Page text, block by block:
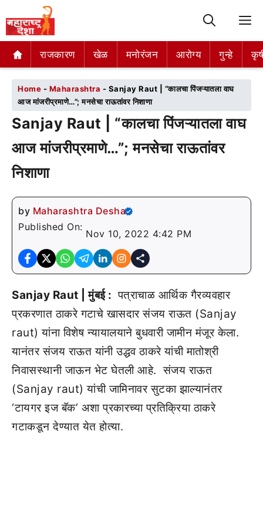
राजकारण खेळ मनोरंजन आरोग्य गुन्हे
राजकारण खेळ मनोरंजन आरोग्य गुन्हे
Home - Maharashtra - Sanjay Raut | “कालचा पिंजऱ्यातला वाघ
आज मांजरीप्रमाणे…”; मनसेचा राऊतांवर निशाणा
Sanjay Raut | “कालचा पिंजऱ्यातला वाघ
आज मांजरीप्रमाणे…”; मनसेचा राऊतांवर
निशाणा
by Maharashtra Desha
Published On:
Nov 10, 2022 4:42 PM
Sanjay Raut | मुंबई : पत्राचाळ आर्थिक गैरव्यवहार
प्रकरणात ठाकरे गटाचे खासदार संजय राऊत (Sanjay
raut) यांना विशेष न्यायालयाने बुधवारी जामीन मंजूर केला.
यानंतर संजय राऊत यांनी उद्धव ठाकरे यांची मातोश्री
निवासस्थानी जाऊन भेट घेतली आहे. संजय राऊत
(Sanjay raut) यांची जामिनावर सुटका झाल्यानंतर
‘टायगर इज बॅक’ अशा प्रकारच्या प्रतिक्रिया ठाकरे
गटाकडून देण्यात येत होत्या.